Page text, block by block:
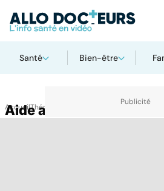
Santé Bien-être
AccueilThématiques
Aide aux aidants